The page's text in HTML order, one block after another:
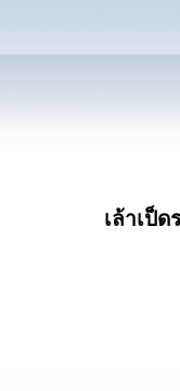
เล้าเป็